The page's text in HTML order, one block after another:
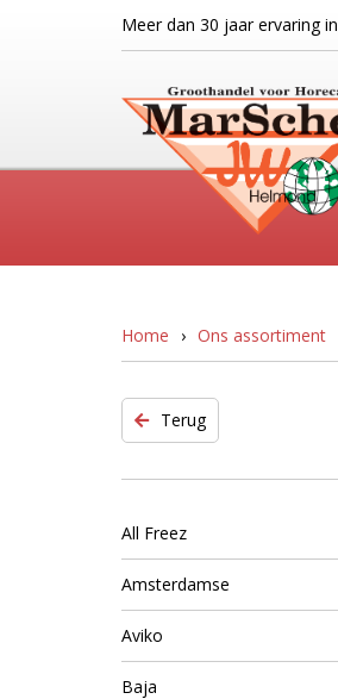
Meer dan 30 jaar ervaring in
Home Ons assortiment
Terug
All Freez
Amsterdamse
Aviko
Baja